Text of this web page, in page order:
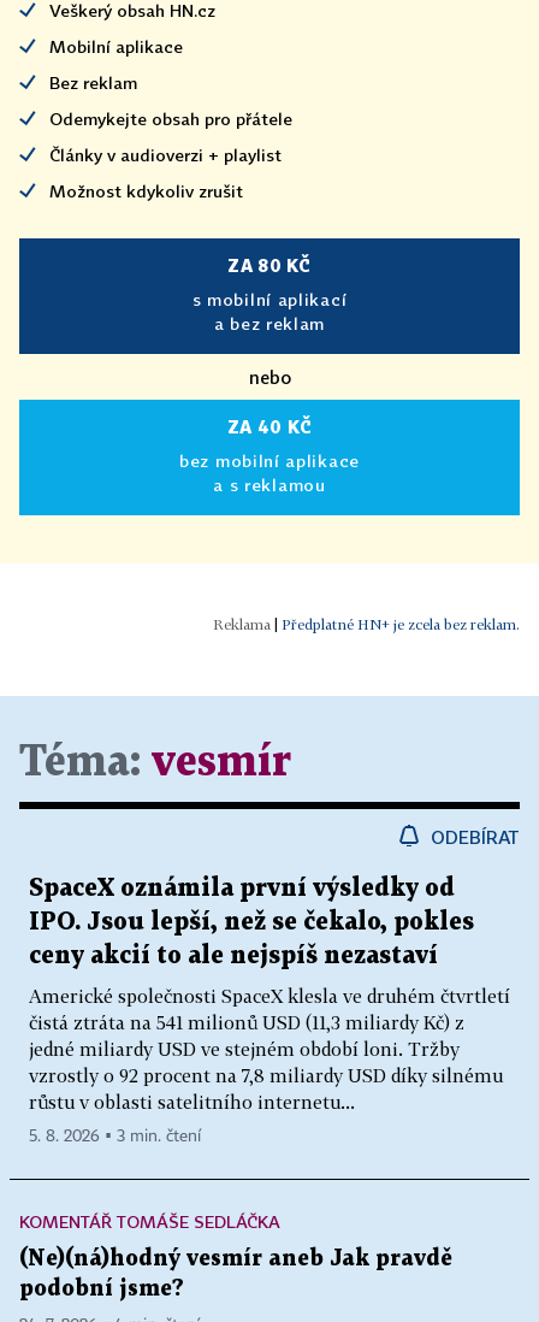
Veškerý obsah HN.cz
Mobilní aplikace
Bez reklam
Odemykejte obsah pro přátele
Články v audioverzi + playlist
Možnost kdykoliv zrušit
ZA 80 KČ
s mobilní aplikací
a bez reklam
nebo
ZA 40 KČ
bez mobilní aplikace
a s reklamou
| Předplatné HN+ je zcela bez reklam.
Téma: vesmír
ODEBÍRAT
SpaceX oznámila první výsledky od
IPO. Jsou lepší, než se čekalo, pokles
ceny akcií to ale nejspíš nezastaví
Americké společnosti SpaceX klesla ve druhém čtvrtletí
čistá ztráta na 541 milionů USD (11,3 miliardy Kč) z
jedné miliardy USD ve stejném období loni. Tržby
vzrostly o 92 procent na 7,8 miliardy USD díky silnému
růstu v oblasti satelitního internetu...
5. 8. 2026 ▪ 3 min. čtení
KOMENTÁŘ TOMÁŠE SEDLÁČKA
(Ne)(ná)hodný vesmír aneb Jak pravdě
podobní jsme?